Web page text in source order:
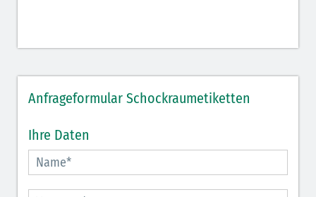
Anfrageformular Schockraumetiketten
Ihre Daten